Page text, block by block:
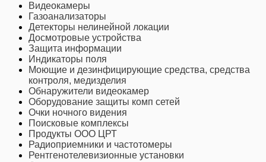
Видеокамеры
Газоанализаторы
Детекторы нелинейной локации
Досмотровые устройства
Защита информации
Индикаторы поля
Моющие и дезинфицирующие средства, средства
контроля, медизделия
Обнаружители видеокамер
Оборудование защиты комп сетей
Очки ночного видения
Поисковые комплексы
Продукты ООО ЦРТ
Радиоприемники и частотомеры
Рентгенотелевизионные установки